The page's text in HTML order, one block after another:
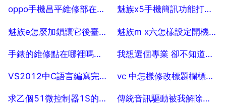
2025-07-29 2025-07-29
oppo手機昌平維修部在什麼位置
2025-07-29
魅族x5手機簡訊功能打不開，老是閃退是怎麼回事
2025-07-29
魅族e怎麼加鎖讓它後臺執行啊？
2025-07-29
魅族m x六怎樣設定開機自啟動
2025-07-29
手錶的維修點在哪裡嗎，小天才電話手錶維修點在什麼地方
2025-07-29
我想選個專業 卻不知道選那個職業！
2025-07-29
VS2012中C語言編寫完成後測試時生成的終端視窗問題
2025-07-29
vc 中怎樣修改標題欄標題的字型和大小？謝謝
2025-07-29
求乙個51微控制器1S的延時程式，彙編的 傳統音訊驅動被我解除安裝了,怎麼還原